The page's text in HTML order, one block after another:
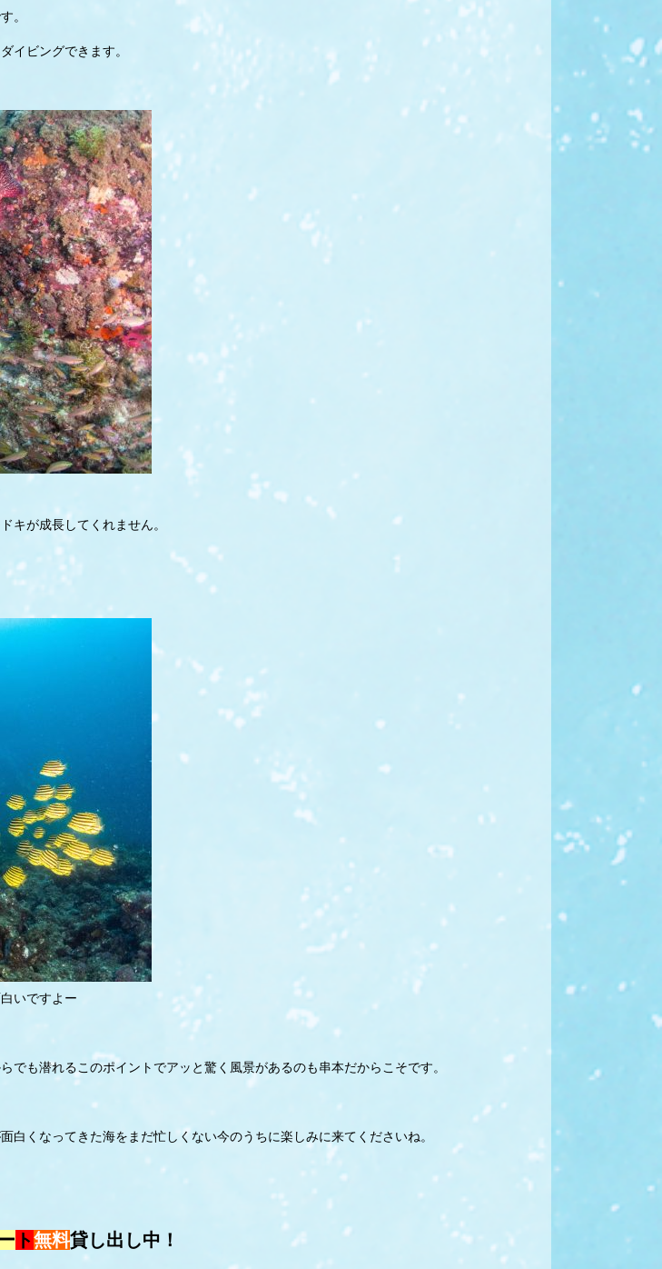
。
イビングできます。
キが成長してくれません。
いですよー
も潜れるこのポイントでアッと驚く風景があるのも串本だからこそです。
くなってきた海をまだ忙しくない今のうちに楽しみに来てくださいね。
ト無料貸し出し中！